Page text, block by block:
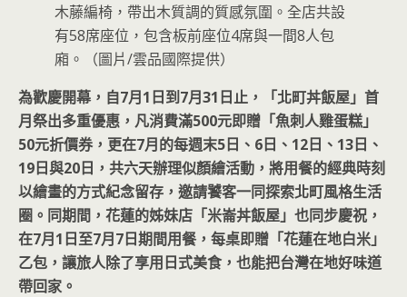
木藤編椅，帶出木質調的質感氛圍。全店共設
有58席座位，包含板前座位4席與一間8人包
廂。（圖片/雲品國際提供）
為歡慶開幕，自7月1日到7月31日止，「北町丼飯屋」首
月祭出多重優惠，凡消費滿500元即贈「魚刺人雞蛋糕」
50元折價券，更在7月的每週末5日、6日、12日、13日、
19日與20日，共六天辦理似顏繪活動，將用餐的經典時刻
以繪畫的方式紀念留存，邀請饕客一同探索北町風格生活
圈。同期間，花蓮的姊妹店「米崙丼飯屋」也同步慶祝，
在7月1日至7月7日期間用餐，每桌即贈「花蓮在地白米」
乙包，讓旅人除了享用日式美食，也能把台灣在地好味道
帶回家。